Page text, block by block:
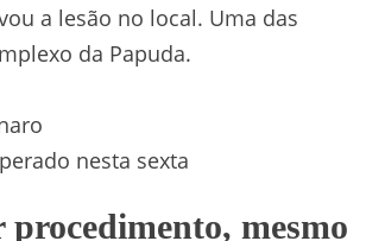
a lesão no local. Uma das
da Papuda.
nesta sexta
mesmo